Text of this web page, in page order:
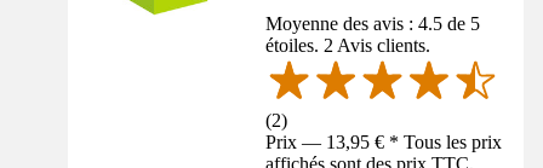
Moyenne des avis : 4.5 de 5
étoiles. 2 Avis clients.
(2)
Prix — 13,95 € * Tous les prix